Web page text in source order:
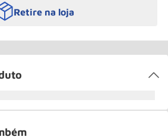
Retire na loja